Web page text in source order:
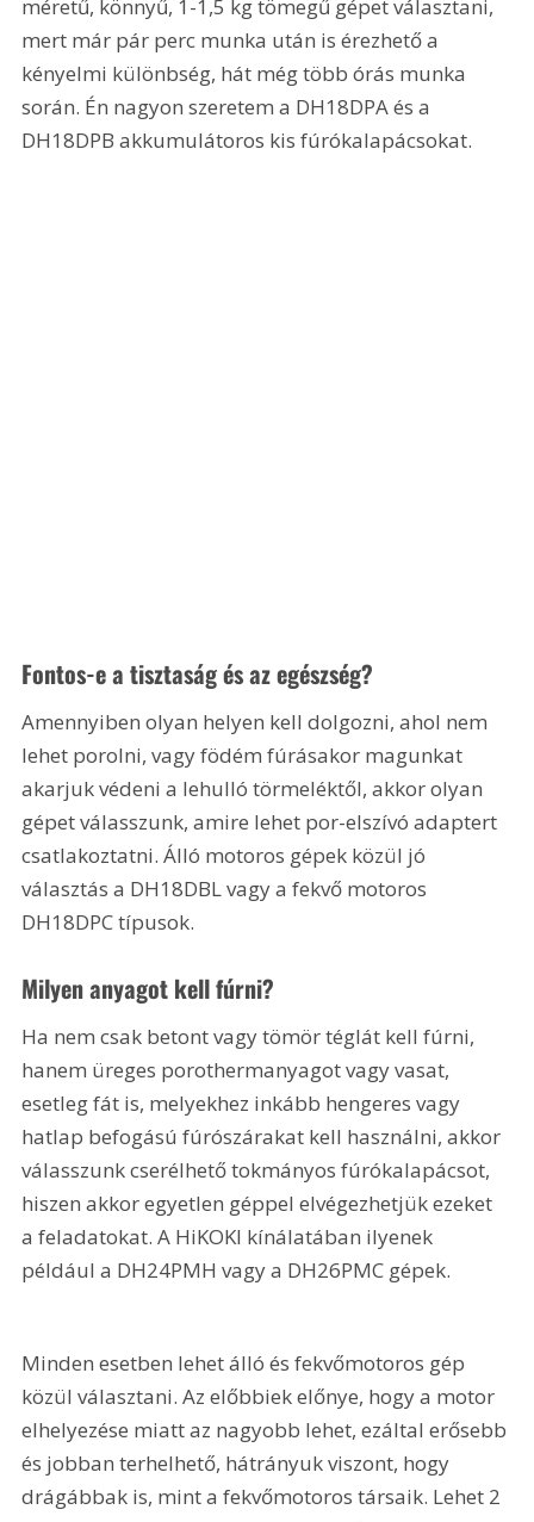
méretű, könnyű, 1-1,5 kg tömegű gépet választani,
mert már pár perc munka után is érezhető a
kényelmi különbség, hát még több órás munka
során. Én nagyon szeretem a DH18DPA és a
DH18DPB akkumulátoros kis fúrókalapácsokat.
Fontos-e a tisztaság és az egészség?
Amennyiben olyan helyen kell dolgozni, ahol nem
lehet porolni, vagy födém fúrásakor magunkat
akarjuk védeni a lehulló törmeléktől, akkor olyan
gépet válasszunk, amire lehet por-elszívó adaptert
csatlakoztatni. Álló motoros gépek közül jó
választás a DH18DBL vagy a fekvő motoros
DH18DPC típusok.
Milyen anyagot kell fúrni?
Ha nem csak betont vagy tömör téglát kell fúrni,
hanem üreges porothermanyagot vagy vasat,
esetleg fát is, melyekhez inkább hengeres vagy
hatlap befogású fúrószárakat kell használni, akkor
válasszunk cserélhető tokmányos fúrókalapácsot,
hiszen akkor egyetlen géppel elvégezhetjük ezeket
a feladatokat. A HiKOKI kínálatában ilyenek
például a DH24PMH vagy a DH26PMC gépek.
Minden esetben lehet álló és fekvőmotoros gép
közül választani. Az előbbiek előnye, hogy a motor
elhelyezése miatt az nagyobb lehet, ezáltal erősebb
és jobban terhelhető, hátrányuk viszont, hogy
drágábbak is, mint a fekvőmotoros társaik. Lehet 2